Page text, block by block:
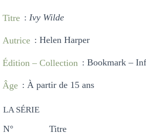
Titre :Ivy Wilde
Autrice : Helen Harper
Édition – Collection : Bookmark –
Âge : À partir de 15 ans
LA SÉRIE
N° Titre